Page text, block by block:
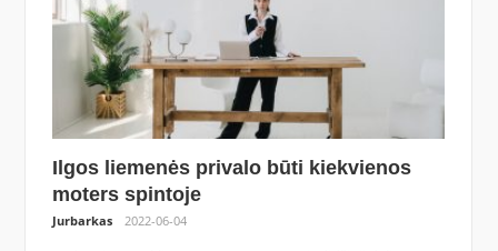
Ilgos liemenės privalo būti kiekvienos
moters spintoje
Jurbarkas 2022-06-04